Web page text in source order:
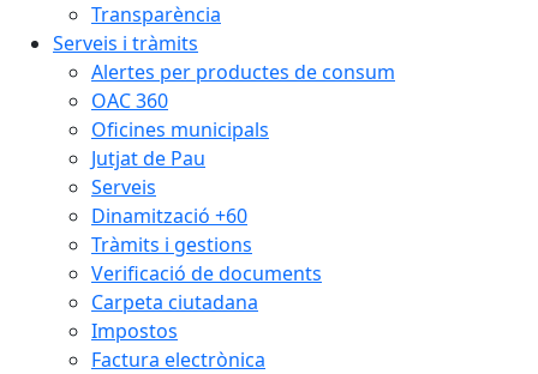
Transparència
Serveis i tràmits
Alertes per productes de consum
OAC 360
Oficines municipals
Jutjat de Pau
Serveis
Dinamització +60
Tràmits i gestions
Verificació de documents
Carpeta ciutadana
Impostos
Factura electrònica